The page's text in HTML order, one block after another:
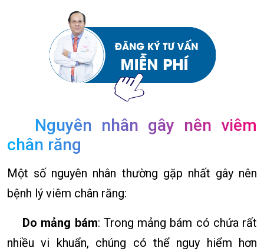
Nguyên nhân gây nên viêm
chân răng
Một số nguyên nhân thường gặp nhất gây nên
bệnh lý viêm chân răng:
Do mảng bám: Trong mảng bám có chứa rất
nhiều vi khuẩn, chúng có thể nguy hiểm hơn